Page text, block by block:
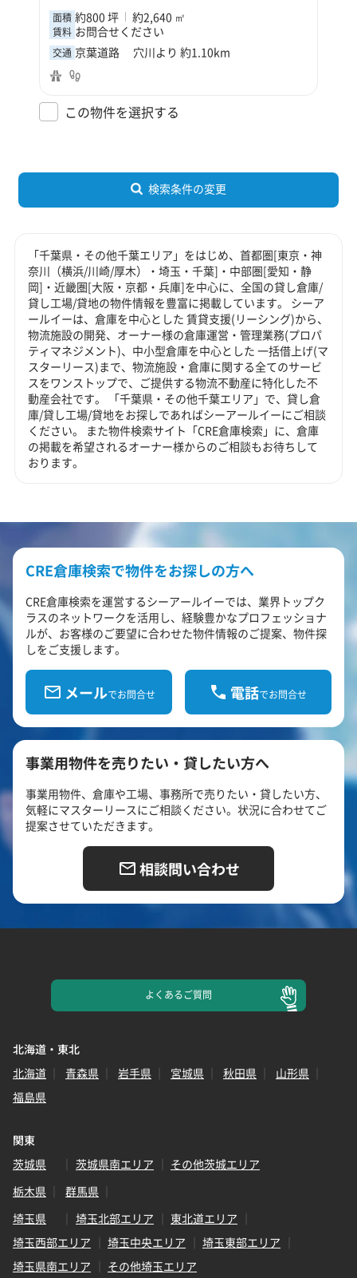
面積 約800 坪 約2,640 ㎡
賃料 お問合せください
交通 京葉道路 穴川より 約1.10km
この物件を選択する
検索条件の変更
「千葉県・その他千葉エリア」をはじめ、首都圏[東京・神
奈川（横浜/川崎/厚木）・埼玉・千葉]・中部圏[愛知・静
岡]・近畿圏[大阪・京都・兵庫]を中心に、全国の貸し倉庫/
貸し工場/貸地の物件情報を豊富に掲載しています。 シーア
ールイーは、倉庫を中心とした 賃貸支援(リーシング)から、
物流施設の開発、オーナー様の倉庫運営・管理業務(プロパ
ティマネジメント)、中小型倉庫を中心とした 一括借上げ(マ
スターリース)まで、物流施設・倉庫に関する全てのサービ
スをワンストップで、ご提供する物流不動産に特化した不
動産会社です。 「千葉県・その他千葉エリア」で、貸し倉
庫/貸し工場/貸地をお探しであればシーアールイーにご相談
ください。 また物件検索サイト「CRE倉庫検索」に、倉庫
の掲載を希望されるオーナー様からのご相談もお待ちして
おります。
CRE倉庫検索で物件をお探しの方へ
CRE倉庫検索を運営するシーアールイーでは、業界トップク
ラスのネットワークを活用し、経験豊かなプロフェッショナ
ルが、お客様のご要望に合わせた物件情報のご提案、物件探
しをご支援します。
メールでお問合せ 電話でお問合せ
事業用物件を売りたい・貸したい方へ
事業用物件、倉庫や工場、事務所で売りたい・貸したい方、
気軽にマスターリースにご相談ください。状況に合わせてご
提案させていただきます。
相談問い合わせ
よくあるご質問
北海道・東北
北海道
青森県 岩手県 宮城県 秋田県
山形県
福島県
関東
茨城県
茨城県南エリア
その他茨城エリア
栃木県
群馬県
埼玉県
埼玉北部エリア
東北道エリア
埼玉西部エリア
埼玉中央エリア
埼玉東部エリア
埼玉県南エリア
その他埼玉エリア